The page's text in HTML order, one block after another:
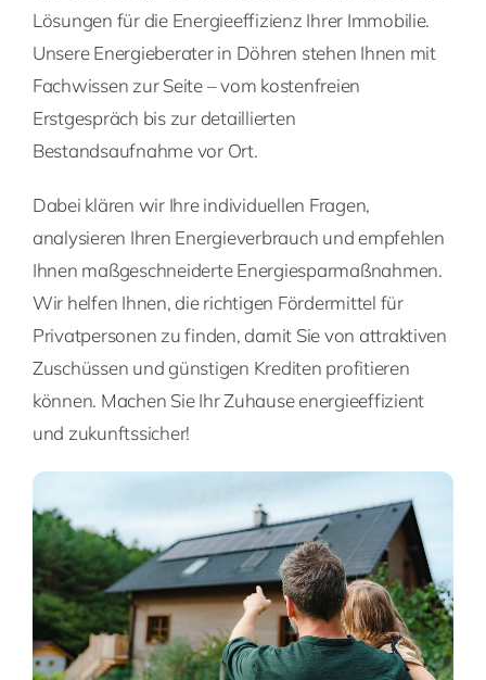
Lösungen für die Energieeffizienz Ihrer Immobilie.
Unsere Energieberater in Döhren stehen Ihnen mit
Fachwissen zur Seite – vom kostenfreien
Erstgespräch bis zur detaillierten
Bestandsaufnahme vor Ort.
Dabei klären wir Ihre individuellen Fragen,
analysieren Ihren Energieverbrauch und empfehlen
Ihnen maßgeschneiderte Energiesparmaßnahmen.
Wir helfen Ihnen, die richtigen Fördermittel für
Privatpersonen zu finden, damit Sie von attraktiven
Zuschüssen und günstigen Krediten profitieren
können. Machen Sie Ihr Zuhause energieeffizient
und zukunftssicher!